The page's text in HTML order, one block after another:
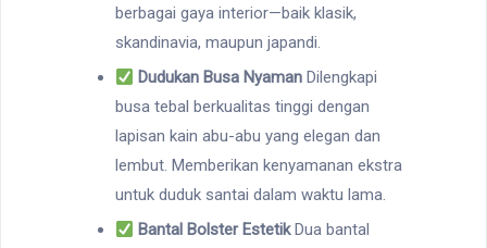
berbagai gaya interior—baik klasik,
skandinavia, maupun japandi.
Dudukan Busa Nyaman Dilengkapi
busa tebal berkualitas tinggi dengan
lapisan kain abu-abu yang elegan dan
lembut. Memberikan kenyamanan ekstra
untuk duduk santai dalam waktu lama.
Bantal Bolster EstetikDua bantal